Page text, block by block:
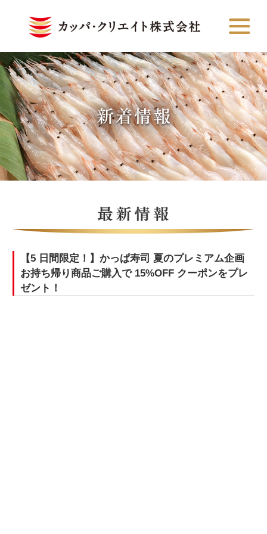
【5 日間限定！】かっぱ寿司 夏のプレミアム企画
お持ち帰り商品ご購入で 15%OFF クーポンをプレ
ゼント！